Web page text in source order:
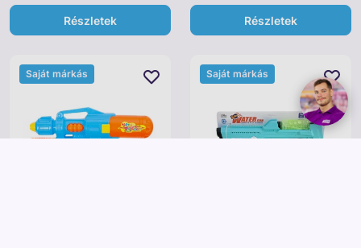
Részletek Részletek
Saját márkás Saját márkás